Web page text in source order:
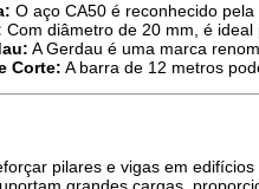
O aço CA50 é reconhecido
Com diâmetro de 20 mm, é
A Gerdau é uma marca
Corte: A barra de 12 metros
pilares e vigas em